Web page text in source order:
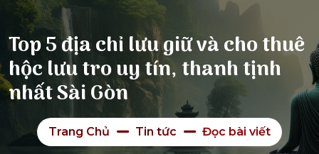
Top 5 địa chỉ lưu giữ và cho thuê
hộc lưu tro uy tín, thanh tịnh
nhất Sài Gòn
Trang Chủ Tin tức Đọc bài viết